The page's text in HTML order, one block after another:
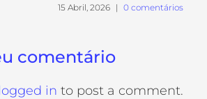
15 Abril, 2026 | 0 comentários
comentário
logged in to post a comment.